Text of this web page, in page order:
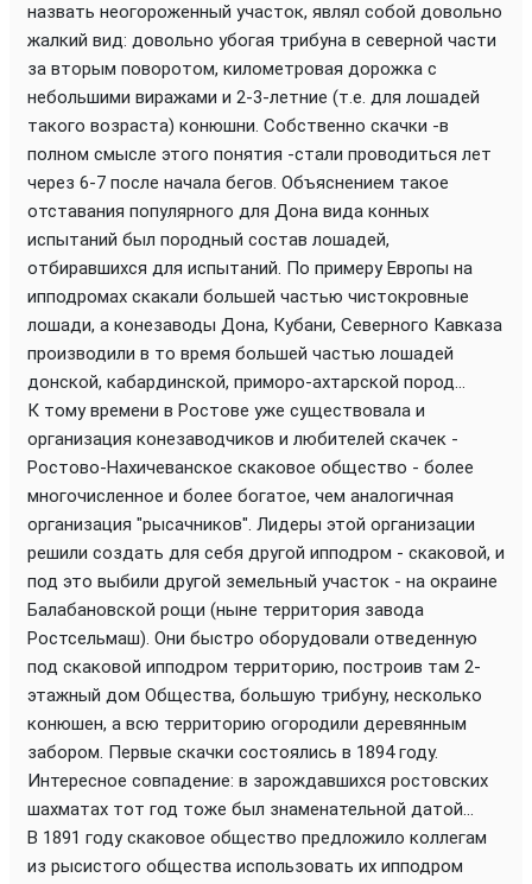
назвать неогороженный участок, являл собой довольно
жалкий вид: довольно убогая трибуна в северной части
за вторым поворотом, километровая дорожка с
небольшими виражами и 2-3-летние (т.е. для лошадей
такого возраста) конюшни. Собственно скачки -в
полном смысле этого понятия -стали проводиться лет
через 6-7 после начала бегов. Объяснением такое
отставания популярного для Дона вида конных
испытаний был породный состав лошадей,
отбиравшихся для испытаний. По примеру Европы на
ипподромах скакали большей частью чистокровные
лошади, а конезаводы Дона, Кубани, Северного Кавказа
производили в то время большей частью лошадей
донской, кабардинской, приморо-ахтарской пород...
К тому времени в Ростове уже существовала и
организация конезаводчиков и любителей скачек -
Ростово-Нахичеванское скаковое общество - более
многочисленное и более богатое, чем аналогичная
организация "рысачников". Лидеры этой организации
решили создать для себя другой ипподром - скаковой, и
под это выбили другой земельный участок - на окраине
Балабановской рощи (ныне территория завода
Ростсельмаш). Они быстро оборудовали отведенную
под скаковой ипподром территорию, построив там 2-
этажный дом Общества, большую трибуну, несколько
конюшен, а всю территорию огородили деревянным
забором. Первые скачки состоялись в 1894 году.
Интересное совпадение: в зарождавшихся ростовских
шахматах тот год тоже был знаменательной датой...
В 1891 году скаковое общество предложило коллегам
из рысистого общества использовать их ипподром